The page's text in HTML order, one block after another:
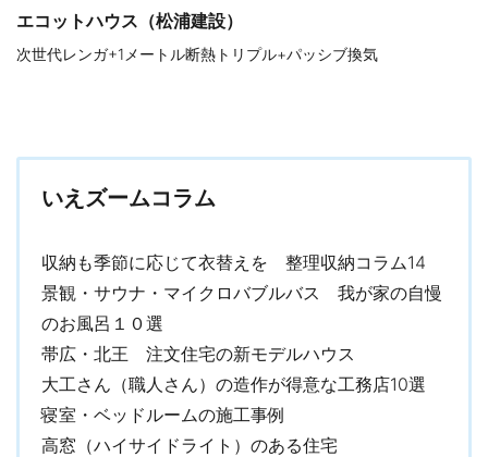
エコットハウス（松浦建設）
次世代レンガ+1メートル断熱トリプル+パッシブ換気
いえズームコラム
収納も季節に応じて衣替えを 整理収納コラム14
景観・サウナ・マイクロバブルバス 我が家の自慢
のお風呂１０選
帯広・北王 注文住宅の新モデルハウス
大工さん（職人さん）の造作が得意な工務店10選
寝室・ベッドルームの施工事例
高窓（ハイサイドライト）のある住宅